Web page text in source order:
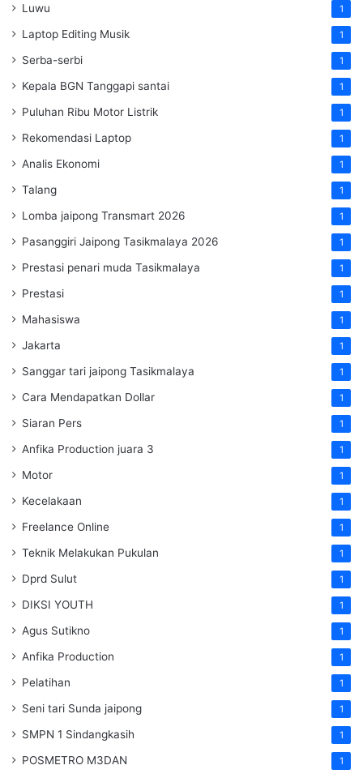
Luwu 1
Laptop Editing Musik 1
Serba-serbi 1
Kepala BGN Tanggapi santai 1
Puluhan Ribu Motor Listrik 1
Rekomendasi Laptop 1
Analis Ekonomi 1
Talang 1
Lomba jaipong Transmart 2026 1
Pasanggiri Jaipong Tasikmalaya 2026 1
Prestasi penari muda Tasikmalaya 1
Prestasi 1
Mahasiswa 1
Jakarta 1
Sanggar tari jaipong Tasikmalaya 1
Cara Mendapatkan Dollar 1
Siaran Pers 1
Anfika Production juara 3 1
Motor 1
Kecelakaan 1
Freelance Online 1
Teknik Melakukan Pukulan 1
Dprd Sulut 1
DIKSI YOUTH 1
Agus Sutikno 1
Anfika Production 1
Pelatihan 1
Seni tari Sunda jaipong 1
SMPN 1 Sindangkasih 1
POSMETRO M3DAN 1